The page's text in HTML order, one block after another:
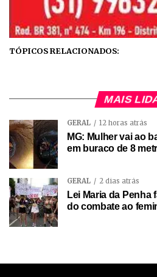
TÓPICOS RELACIONADOS:
MAIS
GERAL 12 horas atrás
MG: Mulher vai ao
em buraco de 8
GERAL 2 dias atrás
Lei Maria da Penha
do combate ao